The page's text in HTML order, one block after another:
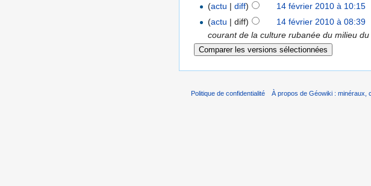
(actu |diff) 14 février 2010 à 10:15
(actu | diff) 14 février 2010 à 08:39
courant de la culture rubanée du milieu
Politique de confidentialité À propos de Géowiki : minéraux,